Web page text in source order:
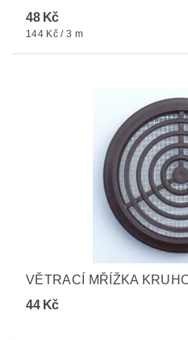
48 Kč
144 Kč / 3 m
VĚTRACÍ MŘÍŽKA
44 Kč